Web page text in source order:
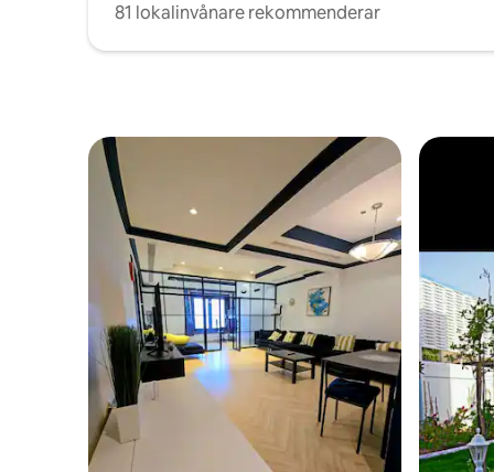
81 lokalinvånare rekommenderar